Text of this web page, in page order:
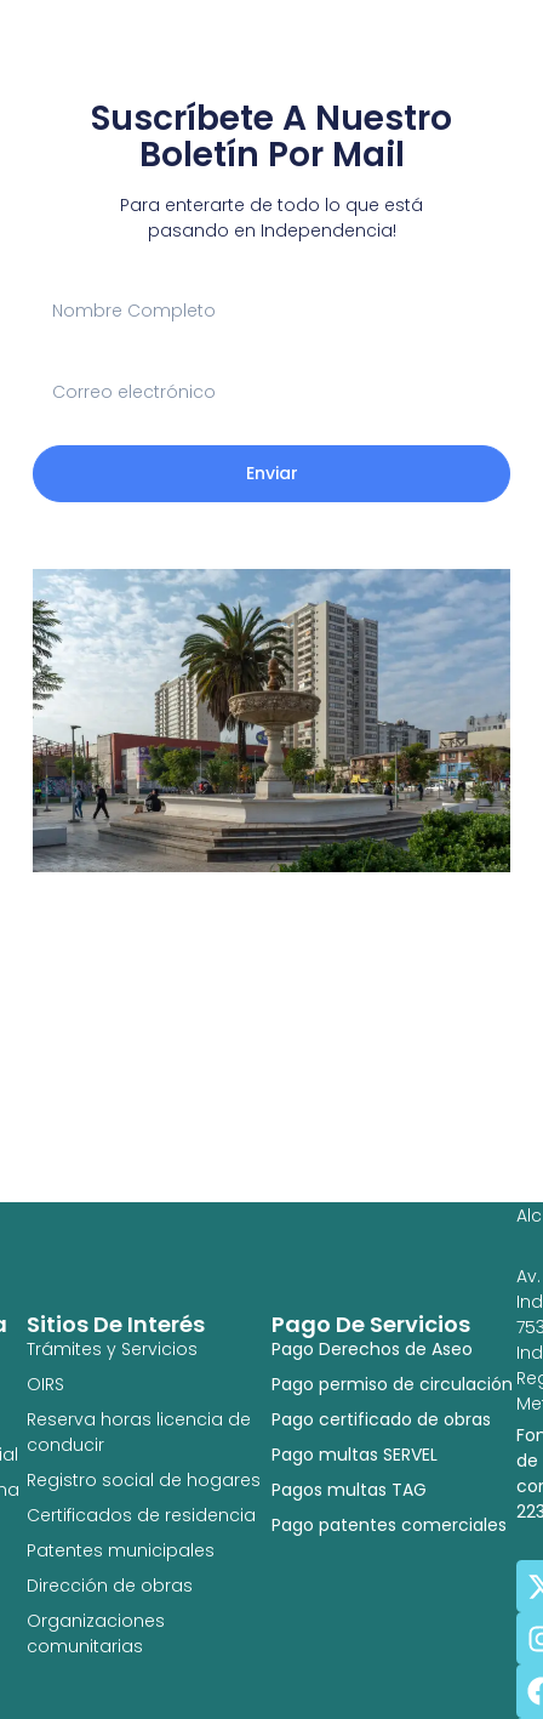
Suscríbete A Nuestro
Boletín Por Mail
Para enterarte de todo lo que está
pasando en Independencia!
Enviar
Pago De Servicios
Pago Derechos de Aseo
Pago permiso de circulación
Pago certificado de obras
Pago multas SERVEL
Pagos multas TAG
Pago patentes comerciales
Sitios De Interés
Trámites y Servicios
OIRS
Reserva horas licencia de
conducir
Registro social de hogares
Certificados de residencia
Patentes municipales
Dirección de obras
Organizaciones
comunitarias
Av.
de